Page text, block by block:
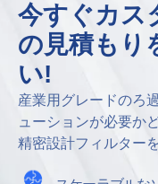
今すぐカス
の見積もり
い!
産業用グレードのろ
ューションが必要か
精密設計フィルター